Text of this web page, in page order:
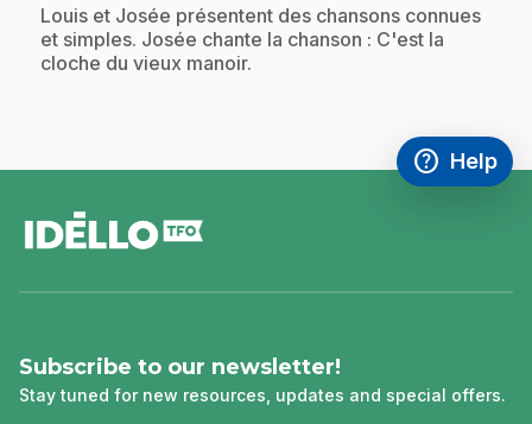
.Louis et Josée présentent des chansons connues
et simples. Josée chante la chanson : C'est la
cloche du vieux manoir.
help
Access
Help
,This link
Subscribe to our newsletter!
Stay tuned for new resources, updates and special offers.